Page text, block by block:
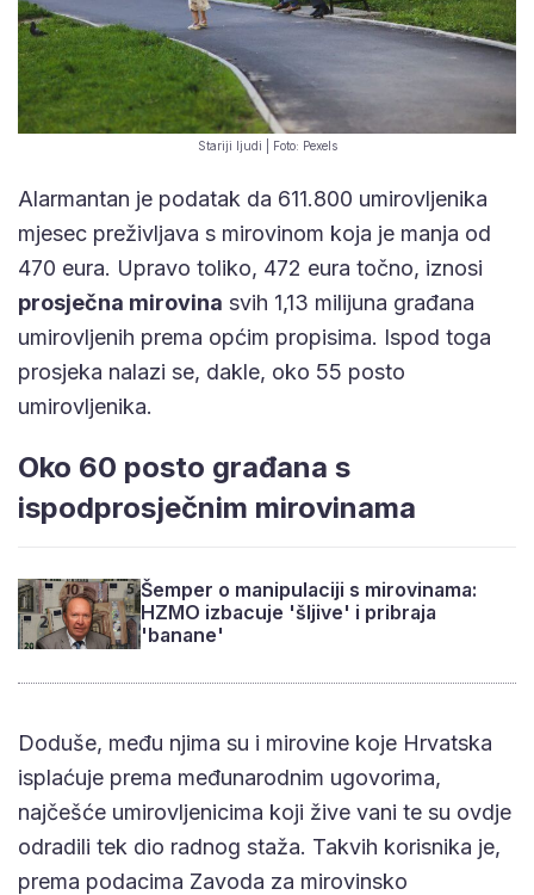
Stariji ljudi | Foto: Pexels
Alarmantan je podatak da 611.800 umirovljenika
mjesec preživljava s mirovinom koja je manja od
470 eura. Upravo toliko, 472 eura točno, iznosi
prosječna mirovina svih 1,13 milijuna građana
umirovljenih prema općim propisima. Ispod toga
prosjeka nalazi se, dakle, oko 55 posto
umirovljenika.
Oko 60 posto građana s
ispodprosječnim mirovinama
Šemper o manipulaciji s mirovinama:
HZMO izbacuje 'šljive' i pribraja
'banane'
Doduše, među njima su i mirovine koje Hrvatska
isplaćuje prema međunarodnim ugovorima,
najčešće umirovljenicima koji žive vani te su ovdje
odradili tek dio radnog staža. Takvih korisnika je,
prema podacima Zavoda za mirovinsko